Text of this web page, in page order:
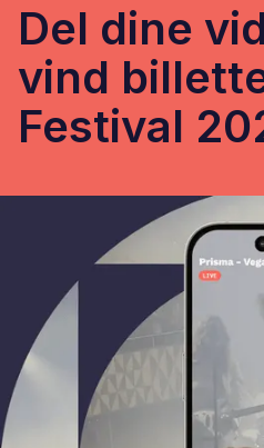
Del dine
vind
Festival